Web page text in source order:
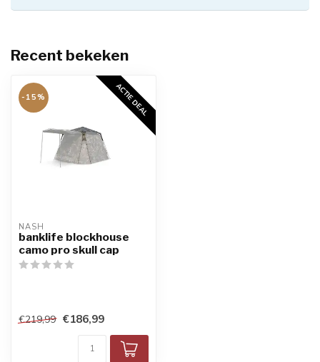
Recent bekeken
ACTIE DEAL
-15%
NASH
banklife blockhouse
camo pro skull cap
€219,99 €186,99